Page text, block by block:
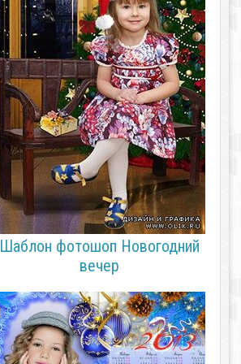
Шаблон фотошоп Новогодний
вечер